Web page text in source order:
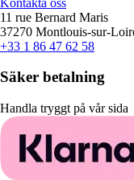
11 rue Bernard Maris
37270 Montlouis-sur-
+33 1 86 47 62 58
Säker betalning
Handla tryggt på vår sida